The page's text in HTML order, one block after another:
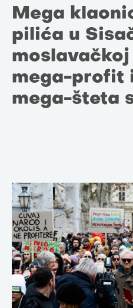
Mega
pilića u
mega-profit
mega-šteta